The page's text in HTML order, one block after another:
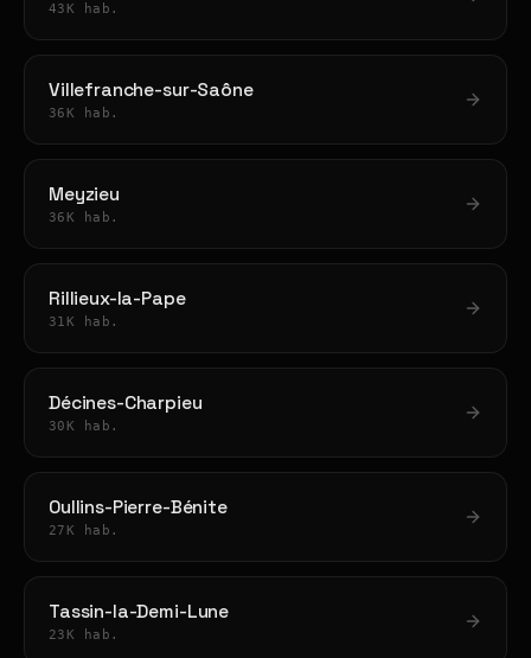
43K hab.
Villefranche-sur-Saône
36K hab.
Meyzieu
36K hab.
Rillieux-la-Pape
31K hab.
Décines-Charpieu
30K hab.
Oullins-Pierre-Bénite
27K hab.
Tassin-la-Demi-Lune
23K hab.